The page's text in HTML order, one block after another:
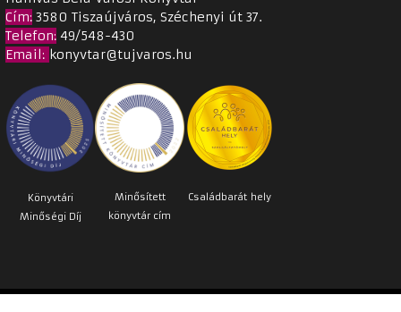
Cím: 3580 Tiszaújváros, Széchenyi út 37.
Telefon: 49/548-430
Email: konyvtar@tujvaros.hu
Könyvtári
Minőségi Díj
Minősített
könyvtár cím
Családbarát hely